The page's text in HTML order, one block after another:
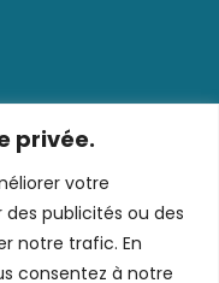
privée.
votre
publicités ou des
notre trafic. En
consentez à notre